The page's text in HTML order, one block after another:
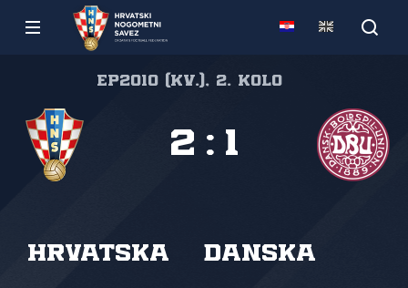
EP2010 (kv.), 2. kolo
Hrvatska Danska
2 : 1